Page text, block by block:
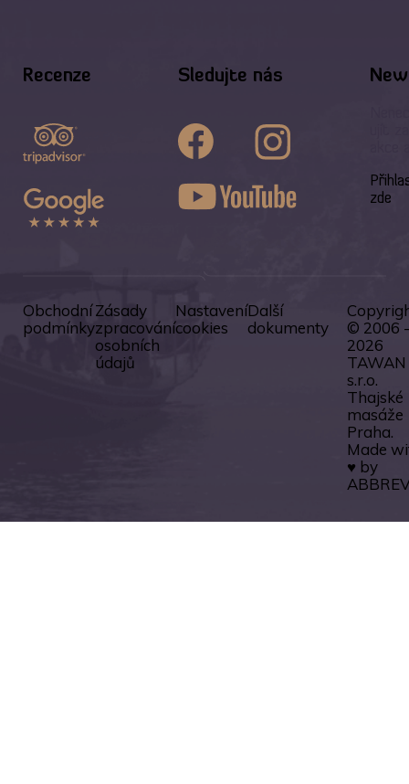
Recenze Sledujte nás
zde
Obchodní
podmínky
Zásady
zpracování
osobních
údajů
Nastavení
cookies
Další
dokumenty
© 2006 -
2026
TAWAN
s.r.o.
Thajské
masáže
Praha.
Made
♥ by